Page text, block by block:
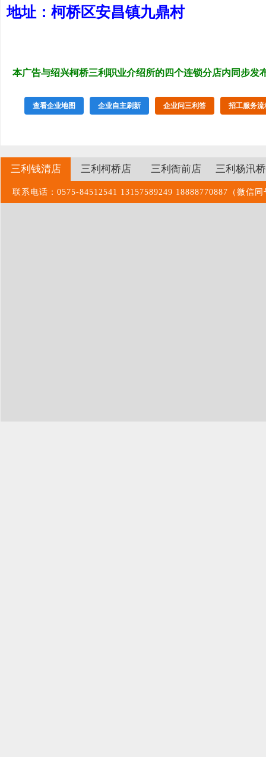
地址：柯桥区安昌镇九鼎村
本广告与绍兴柯桥三利职业介绍所的四个连锁分店内同步发
查看企业地图 企业自主刷新 企业问三利答 招工服务流
三利钱清店 三利柯桥店 三利衙前店 三利杨汛
联系电话：0575-84512541 13157589249 18888770887（微信